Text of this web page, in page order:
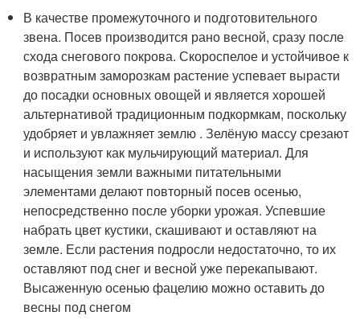
В качестве промежуточного и подготовительного
звена. Посев производится рано весной, сразу после
схода снегового покрова. Скороспелое и устойчивое к
возвратным заморозкам растение успевает вырасти
до посадки основных овощей и является хорошей
альтернативой традиционным подкормкам, поскольку
удобряет и увлажняет землю . Зелёную массу срезают
и используют как мульчирующий материал. Для
насыщения земли важными питательными
элементами делают повторный посев осенью,
непосредственно после уборки урожая. Успевшие
набрать цвет кустики, скашивают и оставляют на
земле. Если растения подросли недостаточно, то их
оставляют под снег и весной уже перекапывают.
Высаженную осенью фацелию можно оставить до
весны под снегом